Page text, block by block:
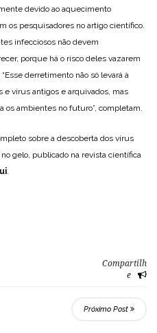
devido ao aquecimento
os pesquisadores no artigo científico.
infecciosos não devem
porque há o risco deles vazarem
derretimento não só levará à
e vírus antigos e arquivados, mas
os ambientes no futuro”, completam.
sobre a descoberta dos vírus
gelo, publicado na revista científica
.
Compartilh
e
Próximo Post